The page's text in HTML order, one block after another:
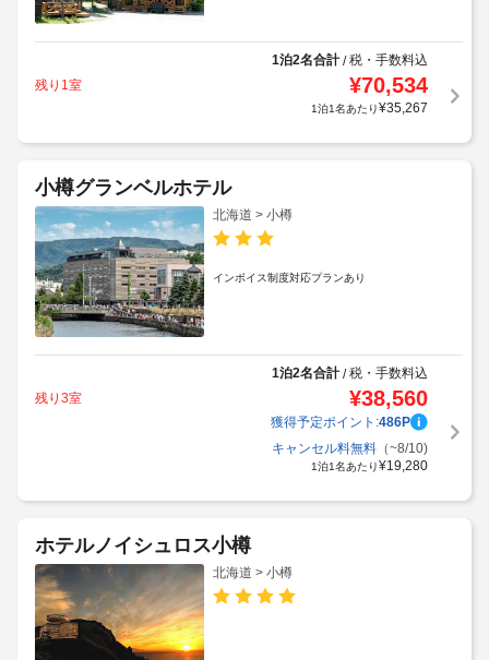
1泊2名合計/税・手数料込
残り1室
¥70,534
1泊1名あたり¥35,267
小樽グランベルホテル
北海道 > 小樽
インボイス制度対応プランあり
1泊2名合計/税・手数料込
残り3室
¥38,560
獲得予定ポイント:486P
キャンセル料無料（~8/10)
1泊1名あたり¥19,280
ホテルノイシュロス小樽
北海道 > 小樽